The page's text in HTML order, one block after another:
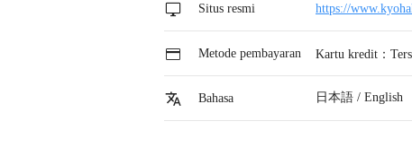
Situs resmi https://
Metode pembayaran Kartu kredit：
Bahasa 日本語 / English